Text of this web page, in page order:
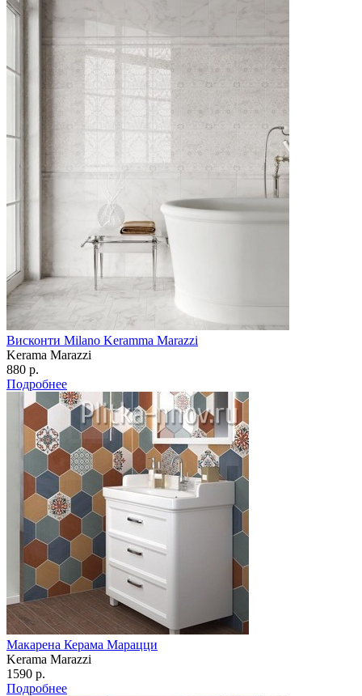
Висконти Milano Keramma Marazzi
Kerama Marazzi
880 р.
Подробнее
Макарена Керама Марацци
Kerama Marazzi
1590 р.
Подробнее